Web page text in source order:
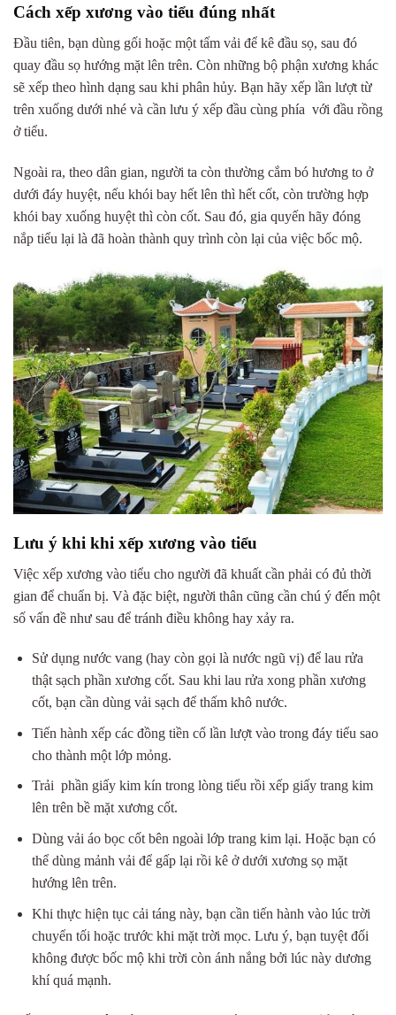
Cách xếp xương vào tiểu đúng nhất
Đầu tiên, bạn dùng gối hoặc một tấm vải để kê đầu sọ, sau đó
quay đầu sọ hướng mặt lên trên. Còn những bộ phận xương khác
sẽ xếp theo hình dạng sau khi phân hủy. Bạn hãy xếp lần lượt từ
trên xuống dưới nhé và cần lưu ý xếp đầu cùng phía với đầu rồng
ở tiểu.
Ngoài ra, theo dân gian, người ta còn thường cắm bó hương to ở
dưới đáy huyệt, nếu khói bay hết lên thì hết cốt, còn trường hợp
khói bay xuống huyệt thì còn cốt. Sau đó, gia quyến hãy đóng
nắp tiểu lại là đã hoàn thành quy trình còn lại của việc bốc mộ.
Lưu ý khi khi xếp xương vào tiểu
Việc xếp xương vào tiểu cho người đã khuất cần phải có đủ thời
gian để chuẩn bị. Và đặc biệt, người thân cũng cần chú ý đến một
số vấn đề như sau để tránh điều không hay xảy ra.
Sử dụng nước vang (hay còn gọi là nước ngũ vị) để lau rửa
thật sạch phần xương cốt. Sau khi lau rửa xong phần xương
cốt, bạn cần dùng vải sạch để thấm khô nước.
Tiến hành xếp các đồng tiền cổ lần lượt vào trong đáy tiểu sao
cho thành một lớp mỏng.
Trải phần giấy kim kín trong lòng tiểu rồi xếp giấy trang kim
lên trên bề mặt xương cốt.
Dùng vải áo bọc cốt bên ngoài lớp trang kim lại. Hoặc bạn có
thể dùng mảnh vải để gấp lại rồi kê ở dưới xương sọ mặt
hướng lên trên.
Khi thực hiện tục cải táng này, bạn cần tiến hành vào lúc trời
chuyển tối hoặc trước khi mặt trời mọc. Lưu ý, bạn tuyệt đối
không được bốc mộ khi trời còn ánh nắng bởi lúc này dương
khí quá mạnh.